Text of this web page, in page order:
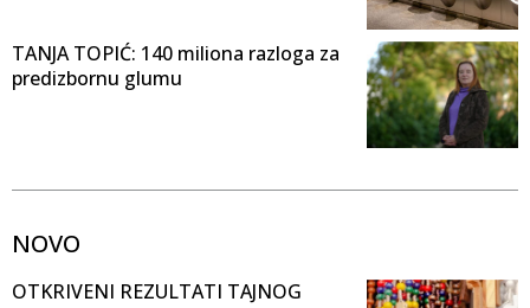
TANJA TOPIĆ: 140 miliona razloga za
predizbornu glumu
NOVO
OTKRIVENI REZULTATI TAJNOG